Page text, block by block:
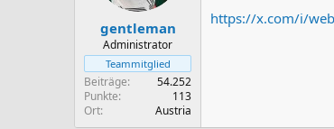
gentleman
Administrator
Teammitglied
Beiträge
54.252
Punkte
113
Ort
Austria
https://x.com/i/